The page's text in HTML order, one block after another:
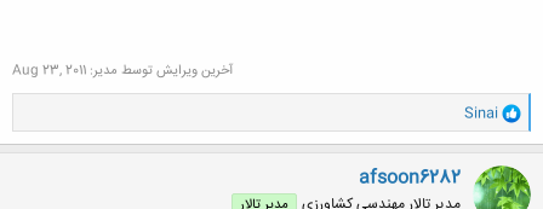
آخرین ویرایش توسط مدیر: Aug 23, 2011
و
ا
ک
ن
ش
Sinai
afsoon6282
مدیر تالار مهندسی كشاورزی